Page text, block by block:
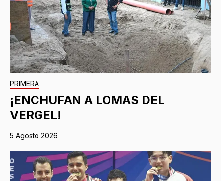
PRIMERA
¡ENCHUFAN A LOMAS DEL
VERGEL!
5 Agosto 2026